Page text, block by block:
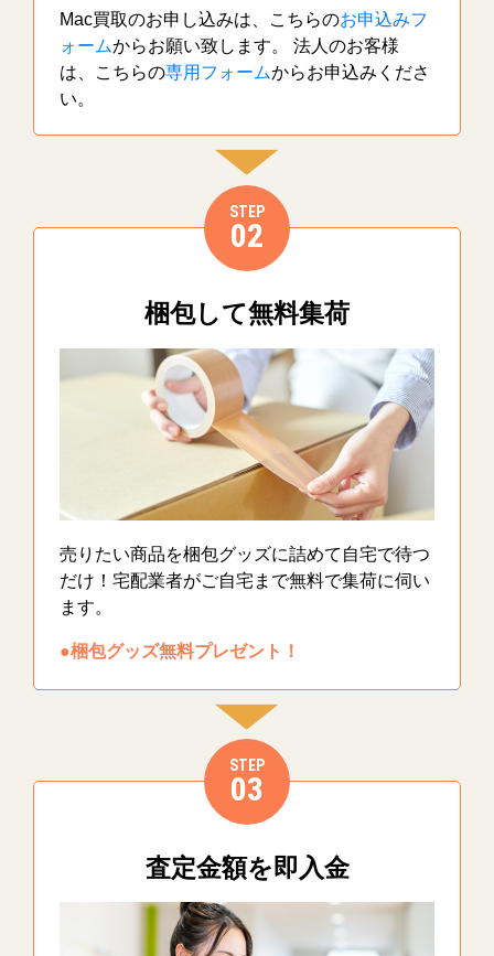
Mac買取のお申し込みは、こちらのお申込みフ
ォームからお願い致します。 法人のお客様
は、こちらの専用フォームからお申込みくださ
い。
STEP
02
梱包して無料集荷
売りたい商品を梱包グッズに詰めて自宅で待つ
だけ！宅配業者がご自宅まで無料で集荷に伺い
ます。
●梱包グッズ無料プレゼント！
STEP
03
査定金額を即入金